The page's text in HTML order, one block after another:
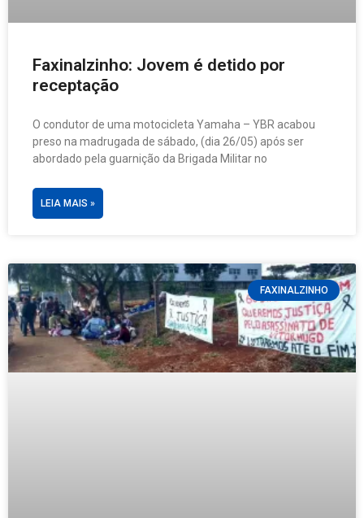
Faxinalzinho: Jovem é detido por
receptação
O condutor de uma motocicleta Yamaha – YBR acabou
preso na madrugada de sábado, (dia 26/05) após ser
abordado pela guarnição da Brigada Militar no
LEIA MAIS »
FAXINALZINHO